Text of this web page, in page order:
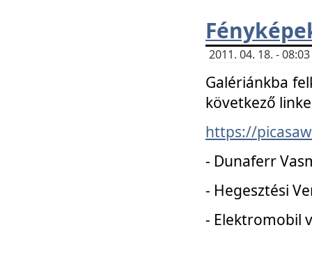
2011. 04. 18. -
Galériánkba
következő
https://
- Dunaferr
- Hegesztési
- Elektromobil